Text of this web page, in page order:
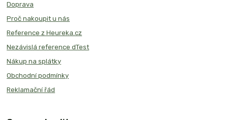
Doprava
Proč nakoupit u nás
Reference z Heureka.cz
Nezávislá reference dTest
Nákup na splátky
Obchodní podmínky
Reklamační řád